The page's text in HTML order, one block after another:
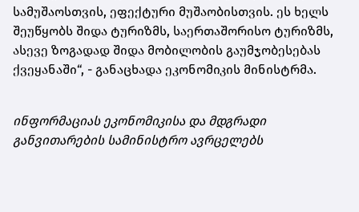
სამუშაოსთვის, ეფექტური მუშაობისთვის. ეს ხელს
შეუწყობს შიდა ტურიზმს, საერთაშორისო ტურიზმს,
ასევე ზოგადად შიდა მობილობის გაუმჯობესებას
ქვეყანაში“, - განაცხადა ეკონომიკის მინისტრმა.
ინფორმაციას ეკონომიკისა და მდგრადი
განვითარების სამინისტრო ავრცელებს